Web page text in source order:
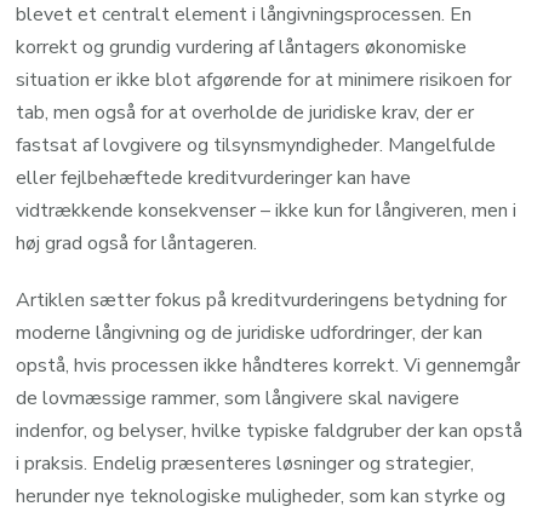
blevet et centralt element i långivningsprocessen. En
korrekt og grundig vurdering af låntagers økonomiske
situation er ikke blot afgørende for at minimere risikoen for
tab, men også for at overholde de juridiske krav, der er
fastsat af lovgivere og tilsynsmyndigheder. Mangelfulde
eller fejlbehæftede kreditvurderinger kan have
vidtrækkende konsekvenser – ikke kun for långiveren, men i
høj grad også for låntageren.
Artiklen sætter fokus på kreditvurderingens betydning for
moderne långivning og de juridiske udfordringer, der kan
opstå, hvis processen ikke håndteres korrekt. Vi gennemgår
de lovmæssige rammer, som långivere skal navigere
indenfor, og belyser, hvilke typiske faldgruber der kan opstå
i praksis. Endelig præsenteres løsninger og strategier,
herunder nye teknologiske muligheder, som kan styrke og